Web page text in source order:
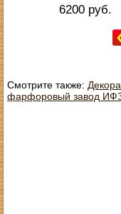
6200 руб.
Смотрите также:
фарфоровый завод